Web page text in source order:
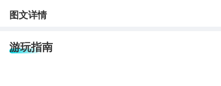
图文详情
游玩指南